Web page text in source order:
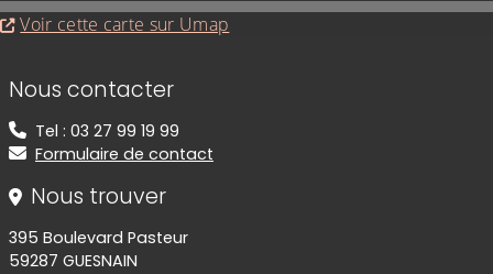
Evitez la carte interactive ci-après et aller au
Voir cette carte sur Umap
Informations de contact
Nous contacter
Tel : 03 27 99 19 99
Formulaire de contact
Nous trouver
395 Boulevard Pasteur
59287 GUESNAIN